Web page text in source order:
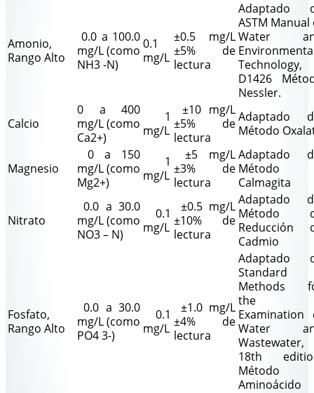
Amonio,
Rango Alto
0.0 a 100.0
mg/L (como
NH3 -N)
0.1
mg/L
±0.5 mg/L
±5% de
lectura
Adaptado
ASTM Manual
Water
Technology,
D1426
Nessler.
Calcio
0 a 400
mg/L (como
Ca2+)
1
mg/L
±10 mg/L
±5% de
lectura
Adaptado
Método
Magnesio
0 a 150
mg/L (como
Mg2+)
1
mg/L
±5 mg/L
±3% de
lectura
Adaptado
Método
Calmagita
Nitrato
0.0 a 30.0
mg/L (como
NO3 – N)
0.1
mg/L
±0.5 mg/L
±10% de
lectura
Adaptado
Método
Reducción
Cadmio
Fosfato,
Rango Alto
0.0 a 30.0
mg/L (como
PO4 3-)
0.1
mg/L
±1.0 mg/L
±4% de
lectura
Adaptado
Standard
Methods
the
Examination
Water
Wastewater,
18th
Método
Aminoácido